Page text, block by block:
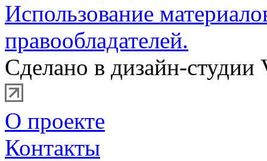
Использование
правообладателей.
Сделано в дизайн-студии
О проекте
Контакты